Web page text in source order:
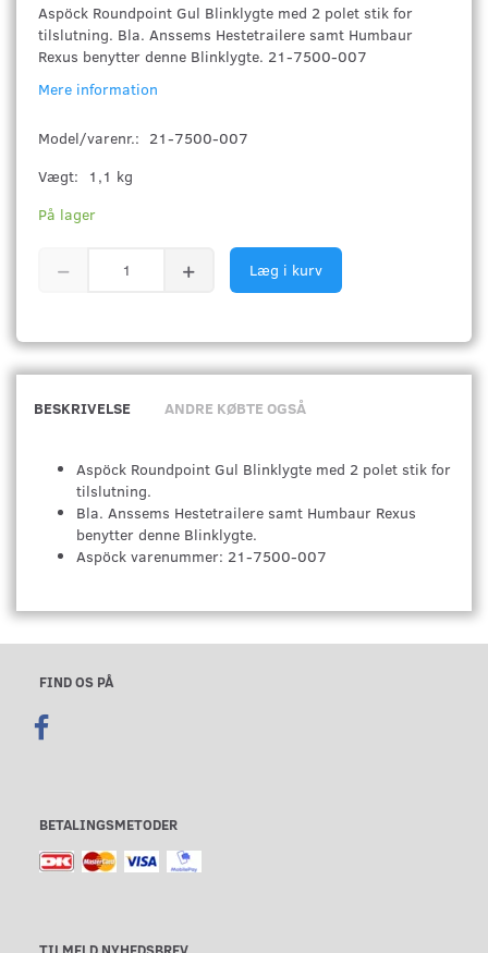
Aspöck Roundpoint Gul Blinklygte med 2 polet stik for
tilslutning. Bla. Anssems Hestetrailere samt Humbaur
Rexus benytter denne Blinklygte. 21-7500-007
Mere information
Model/varenr.: 21-7500-007
Vægt:
1,1 kg
På lager
Læg i kurv
BESKRIVELSE ANDRE KØBTE OGSÅ
Aspöck Roundpoint Gul Blinklygte med 2 polet stik for
tilslutning.
Bla. Anssems Hestetrailere samt Humbaur Rexus
benytter denne Blinklygte.
Aspöck varenummer: 21-7500-007
FIND OS PÅ
BETALINGSMETODER